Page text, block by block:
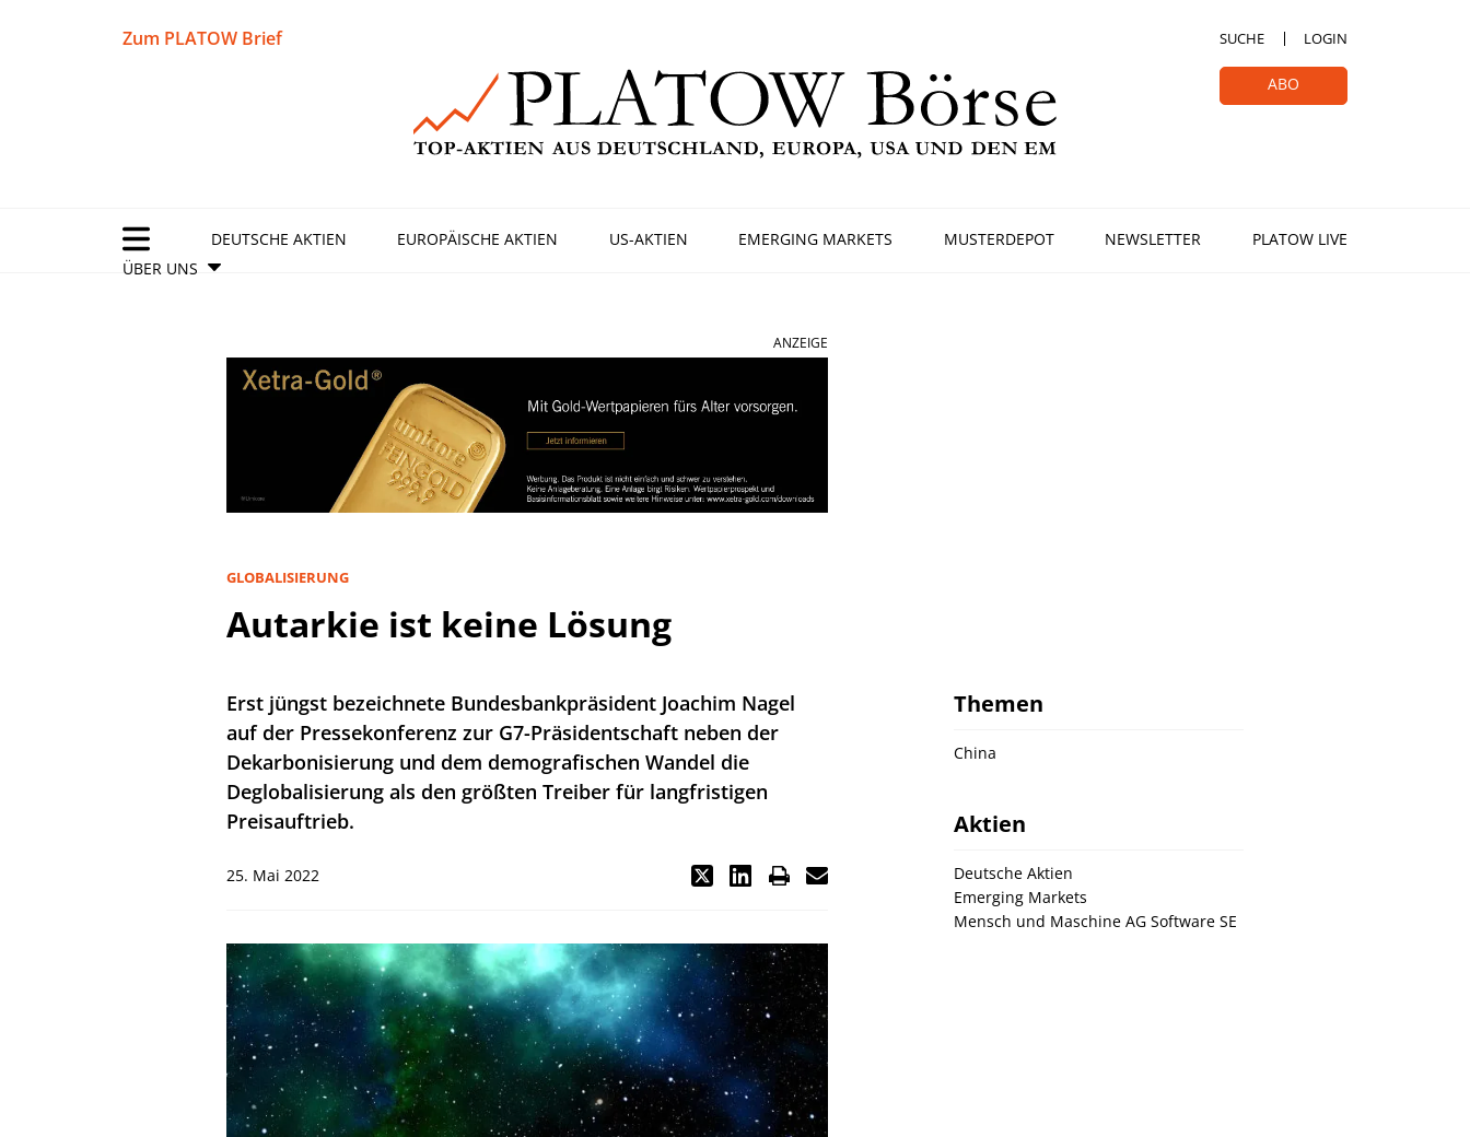
Zum PLATOW Brief SUCHE LOGIN
ABO
DEUTSCHE AKTIEN EUROPÄISCHE AKTIEN US-AKTIEN EMERGING MARKETS MUSTERDEPOT NEWSLETTER
PLATOW LIVE
ÜBER UNS
ANZEIGE
GLOBALISIERUNG
Autarkie ist keine Lösung
Erst jüngst bezeichnete Bundesbankpräsident Joachim Nagel
auf der Pressekonferenz zur G7-Präsidentschaft neben der
Dekarbonisierung und dem demografischen Wandel die
Deglobalisierung als den größten Treiber für langfristigen
Preisauftrieb.
25. Mai 2022
Themen
China
Aktien
Deutsche Aktien
Emerging Markets
Mensch und Maschine AG Software SE